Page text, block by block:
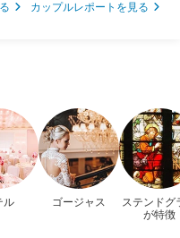
カップルレポートを見る
ル ゴージャス
ステンドグ
が特徴